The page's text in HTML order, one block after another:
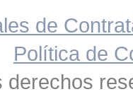
de
Política de
derechos